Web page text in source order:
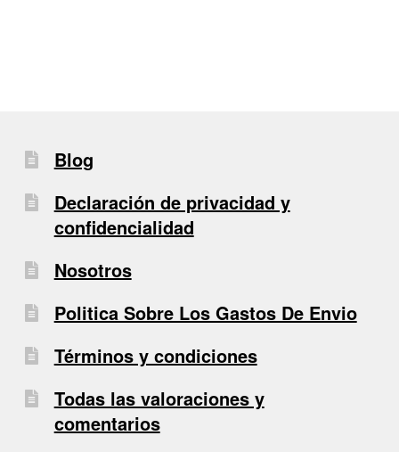
Blog
Declaración de privacidad y
confidencialidad
Nosotros
Politica Sobre Los Gastos De Envio
Términos y condiciones
Todas las valoraciones y
comentarios